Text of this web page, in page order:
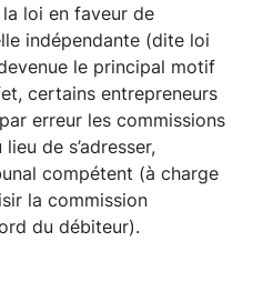
la loi en faveur de
indépendante (dite loi
le principal motif
certains entrepreneurs
erreur les commissions
de s’adresser,
compétent (à charge
la commission
du débiteur).